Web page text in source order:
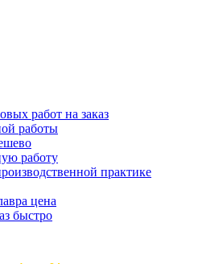
работ на заказ
работы
работу
практике
цена
быстро